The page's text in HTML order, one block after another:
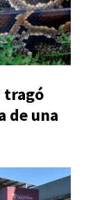
tragó
de una